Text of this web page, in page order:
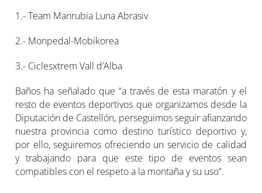
1.- Team Manrubia Luna Abrasiv
2.- Monpedal-Mobikorea
3.- Ciclesxtrem Vall d’Alba
Baños ha señalado que “a través de esta maratón y el
resto de eventos deportivos que organizamos desde la
Diputación de Castellón, perseguimos seguir afianzando
nuestra provincia como destino turístico deportivo y,
por ello, seguiremos ofreciendo un servicio de calidad
y trabajando para que este tipo de eventos sean
compatibles con el respeto a la montaña y su uso”.